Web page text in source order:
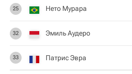
25 Нето Мурара
32 Эмиль Аудеро
33 Патрис Эвра